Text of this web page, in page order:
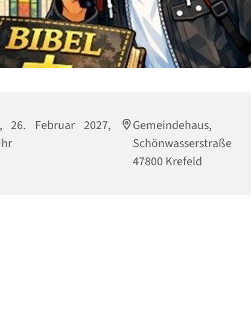
26. Februar 2027,
Gemeindehaus,
47800 Krefeld